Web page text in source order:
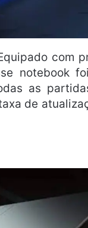
com
notebook
as
de